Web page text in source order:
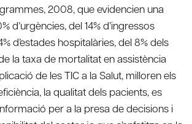
2008, que evidencien una
d’urgències, del 14% d’ingressos
d’estades hospitalàries, del 8% dels
la taxa de mortalitat en assistència
de les TIC a la Salut, milloren els
la qualitat dels pacients, es
per a la presa de decisions i